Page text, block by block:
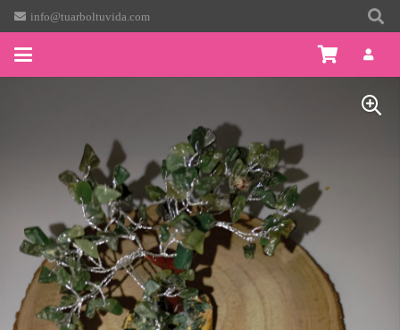
info@tuarboltuvida.com